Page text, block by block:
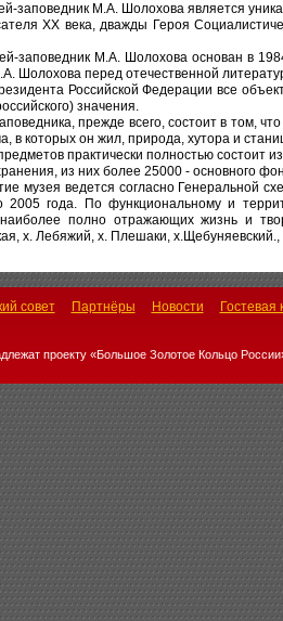
заповедник М.А. Шолохова является
ХХ века, дважды Героя
заповедник М.А. Шолохова основан в
Шолохова перед отечественной
Российской Федерации все
значения.
прежде всего, состоит в том,
в которых он жил, природа, хутора и
практически полностью
из них более 25000 - основного
музея ведется согласно Генеральной
года. По функциональному и
полно отражающих жизнь и
х. Лебяжий, х. Плешаки,
совет Партнёры Новости Гостевая
проекту «Большое Золотое Кольцо